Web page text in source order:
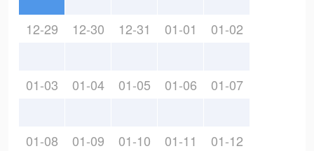
12-29 12-30 12-31 01-01 01-02
01-03 01-04 01-05 01-06 01-07
01-08 01-09 01-10 01-11 01-12